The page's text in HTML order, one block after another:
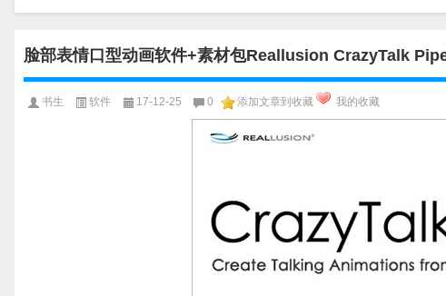
脸部表情口型动画软件+素材包Reallusion CrazyTalk
书生 软件 17-12-25 0 添加文章到收藏 我的收藏